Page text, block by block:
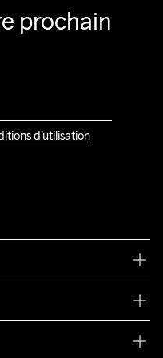
prochain
d’utilisation